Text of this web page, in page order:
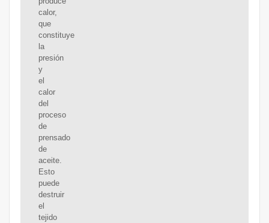
calor,
que
constituye
la
presión
y
el
calor
del
proceso
de
prensado
de
aceite.
Esto
puede
destruir
el
tejido